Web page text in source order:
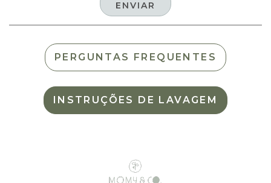
PERGUNTAS FREQUENTES
INSTRUÇÕES DE LAVAGEM